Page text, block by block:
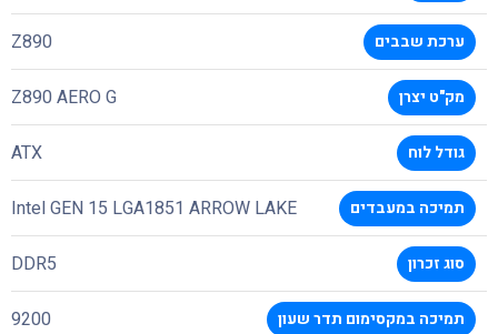
ערכת שבבים Z890
מק"ט יצרן Z890 AERO G
גודל לוח ATX
תמיכה במעבדים Intel GEN 15 LGA1851 ARROW LAKE
סוג זכרון DDR5
תמיכה במקסימום תדר שעון 9200